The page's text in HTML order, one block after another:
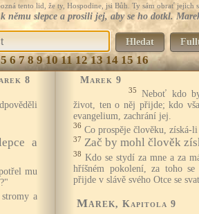
tento lid, že ty, Hospodine, jsi Bůh. Ty sám obrať jejich
němu slepce a prosili jej, aby se ho dotkl.
Hledat
5 6 7 8 9 10 11 12 13 14 15 16
8
a
mu
a
Marek 9
35
Neboť kdo
život, ten o něj přijde; kdo
evangelium, zachrání jej.
36 Co prospěje člověku, získá-
37 Zač by mohl člověk
38 Kdo se stydí za mne a za
hříšném pokolení, za toho
přijde v slávě svého Otce se
Marek, Kapitola 9